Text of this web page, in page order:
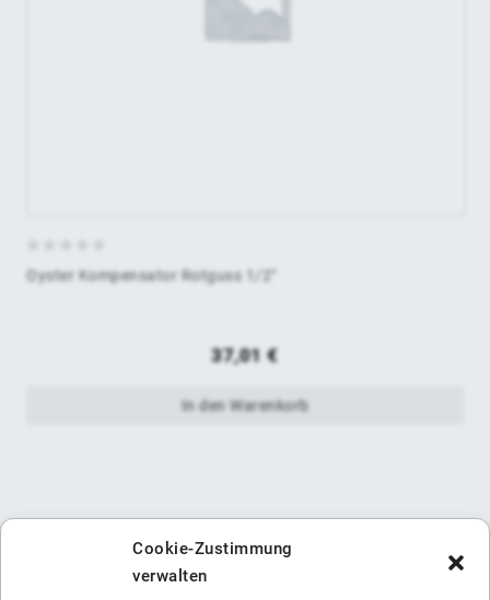
Cookie-Zustimmung
verwalten
Oyster Kompensator Rotguss 1/2"
37,01€
In den Warenkorb